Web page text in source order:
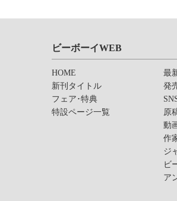
ビーボーイWEB
HOME
新刊タイトル
フェア･特典
特設ページ一覧
最
発
原
動
作
ジ
ビ
ア